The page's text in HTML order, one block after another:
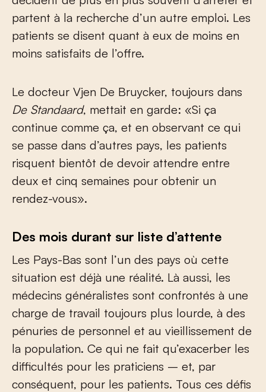
partent à la recherche d’un autre emploi. Les
patients se disent quant à eux de moins en
moins satisfaits de l’offre.
Le docteur Vjen De Bruycker, toujours dans
De Standaard, mettait en garde: «Si ça
continue comme ça, et en observant ce qui
se passe dans d’autres pays, les patients
risquent bientôt de devoir attendre entre
deux et cinq semaines pour obtenir un
rendez-vous».
Des mois durant sur liste d’attente
Les Pays-Bas sont l’un des pays où cette
situation est déjà une réalité. Là aussi, les
médecins généralistes sont confrontés à une
charge de travail toujours plus lourde, à des
pénuries de personnel et au vieillissement de
la population. Ce qui ne fait qu’exacerber les
difficultés pour les praticiens – et, par
conséquent, pour les patients. Tous ces défis